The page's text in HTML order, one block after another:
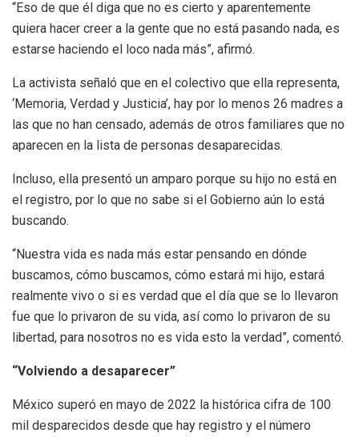
“Eso de que él diga que no es cierto y aparentemente
quiera hacer creer a la gente que no está pasando nada, es
estarse haciendo el loco nada más”, afirmó.
La activista señaló que en el colectivo que ella representa,
‘Memoria, Verdad y Justicia’, hay por lo menos 26 madres a
las que no han censado, además de otros familiares que no
aparecen en la lista de personas desaparecidas.
Incluso, ella presentó un amparo porque su hijo no está en
el registro, por lo que no sabe si el Gobierno aún lo está
buscando.
“Nuestra vida es nada más estar pensando en dónde
buscamos, cómo buscamos, cómo estará mi hijo, estará
realmente vivo o si es verdad que el día que se lo llevaron
fue que lo privaron de su vida, así como lo privaron de su
libertad, para nosotros no es vida esto la verdad”, comentó.
“Volviendo a desaparecer”
México superó en mayo de 2022 la histórica cifra de 100
mil desparecidos desde que hay registro y el número